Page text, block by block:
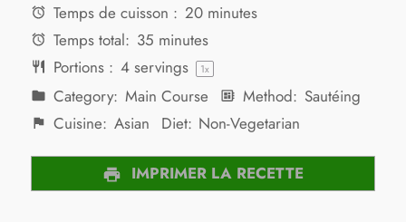
Temps de cuisson : 20 minutes
Temps total: 35 minutes
Portions : 4servings 1x
Category: Main Course Method: Sautéing
Cuisine: Asian Diet: Non-Vegetarian
IMPRIMER LA RECETTE